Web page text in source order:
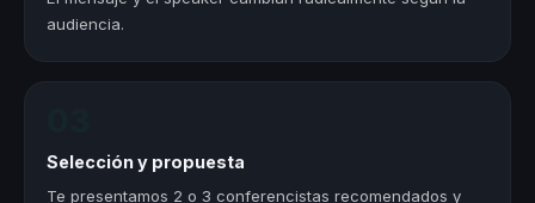
audiencia.
Selección y propuesta
Te presentamos 2 o 3 conferencistas recomendados y